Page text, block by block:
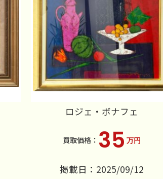
ロジェ・ボナフェ
35 万円
掲載日：2025/09/12